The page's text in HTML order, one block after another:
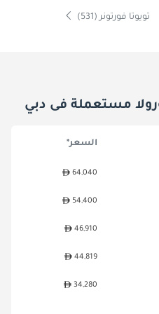
تويوتا فورتونر (531)
مستعملة فى دبي
السعر*
64,040
54,400
46,910
44,819
34,280